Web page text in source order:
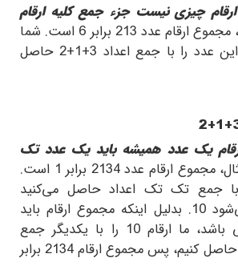
چیزی نیست جزء جمع کلیه ارقام
مجموع ارقام عدد 213 برابر 6 است. شما
عدد را با جمع اعداد 2+1+3حاصل
یک عدد همیشه باید یک عدد تک
مجموع ارقام عدد2134 برابر 1 است.
جمع تک تک اعداد حاصل می‌کنید
10. بدلیل اینکه مجموع ارقام باید
ما ارقام10 را با یکدیگر جمع
حاصل کنیم، پس مجموع ارقام2134برابر